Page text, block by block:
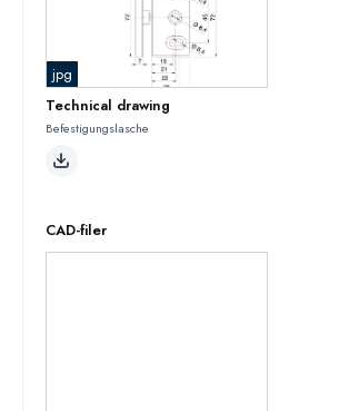
jpg
Technical drawing
Befestigungslasche
CAD-filer